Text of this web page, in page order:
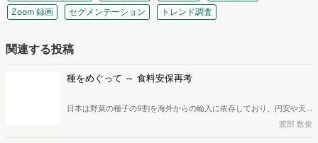
Zoom 録画
セグメンテーション トレンド調査
関連する投稿
種をめぐって ～ 食料安保再考
日本は野菜の種子の9割を海外からの輸入に依存しており、円安や天
候不順による種子の調達難は食料安全保障を揺るがす深刻な課題で
す。また、F1種の普及による在来種の衰退も問題のひとつとなってい
渡部 数俊